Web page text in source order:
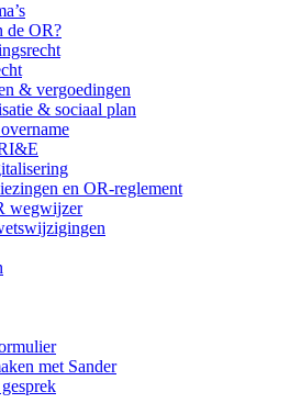
de OR?
& vergoedingen
& sociaal plan
en OR-reglement
wegwijzer
met Sander